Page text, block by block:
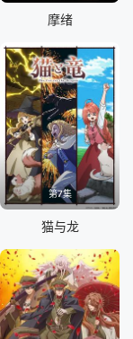
摩绪
第7集
猫与龙